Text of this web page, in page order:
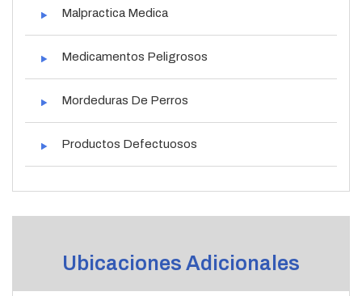
Malpractica Medica
Medicamentos Peligrosos
Mordeduras De Perros
Productos Defectuosos
Ubicaciones Adicionales